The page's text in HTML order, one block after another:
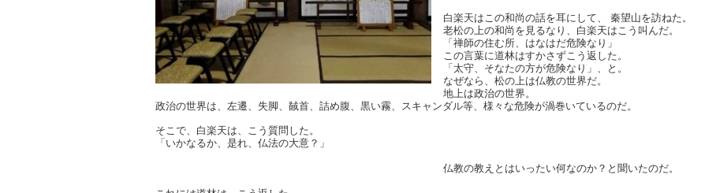
白楽天はこの和尚の話を耳にして、 秦望山を訪ねた。
老松の上の和尚を見るなり、白楽天はこう叫んだ。
「禅師の住む所、はなはだ危険なり」
この言葉に道林はすかさずこう返した。
「太守、そなたの方が危険なり」、と。
なぜなら、松の上は仏教の世界だ。
地上は政治の世界。
政治の世界は、左遷、失脚、馘首、詰め腹、黒い霧、スキャンダル等、様々な危険が渦巻いているのだ。
そこで、白楽天は、こう質問した。
「いかなるか、是れ、仏法の大意？」
仏教の教えとはいったい何なのか？と聞いたのだ。